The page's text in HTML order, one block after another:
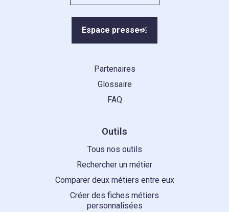
Espace presse
Partenaires
Glossaire
FAQ
Outils
Tous nos outils
Rechercher un métier
Comparer deux métiers entre eux
Créer des fiches métiers
personnalisées